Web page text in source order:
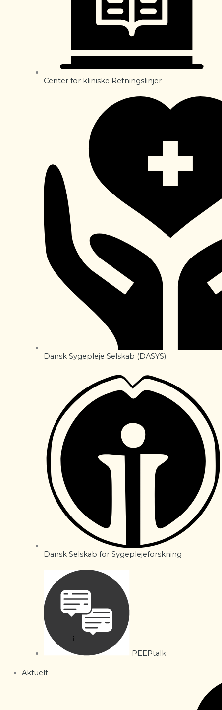
Center for kliniske Retningslinjer
Dansk Sygepleje Selskab (DASYS)
Dansk Selskab for Sygeplejeforskning
PEEPtalk
Aktuelt